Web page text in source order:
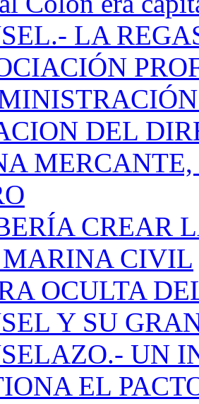
LA
DEL
CREAR
CIVIL
OCULTA
Y SU
UN
EL